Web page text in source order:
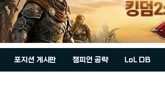
포지션 게시판 챔피언 공략 LoL DB